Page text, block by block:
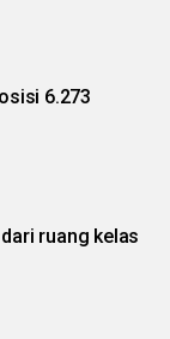
6.273
ruang kelas